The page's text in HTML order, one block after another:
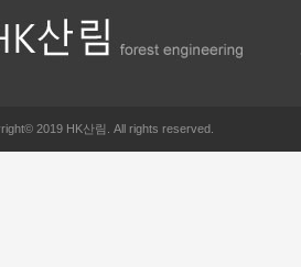
2019 HK산림. All rights reserved.